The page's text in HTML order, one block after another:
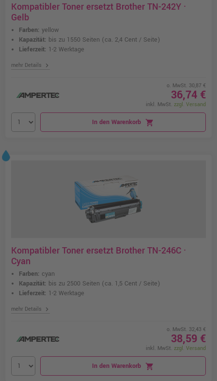
Kompatibler Toner ersetzt Brother TN-242Y ·
Gelb
Farben: yellow
Kapazität: bis zu 1550 Seiten (ca. 2,4 Cent / Seite)
Lieferzeit: 1-2 Werktage
mehr Details chevron_right
o. MwSt. 30,87 €
36,74 €
inkl. MwSt. zzgl. Versand
In den Warenkorb shopping_cart
Kompatibler Toner ersetzt Brother TN-246C ·
Cyan
Farben: cyan
Kapazität: bis zu 2500 Seiten (ca. 1,5 Cent / Seite)
Lieferzeit: 1-2 Werktage
mehr Details chevron_right
o. MwSt. 32,43 €
38,59 €
inkl. MwSt. zzgl. Versand
In den Warenkorb shopping_cart